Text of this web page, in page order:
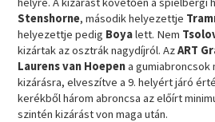
Stenshorne, második helyezettje
helyezettje pedig Boyalett. Nem
kizártak az osztrák nagydíjról. AzART
Laurens van Hoepena gumiabroncsok
kizárásra, elveszítve a 9. helyért járó
kerékből három abroncsa az előírt
szintén kizárást von maga után.